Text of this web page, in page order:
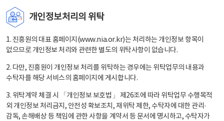
개인정보처리의 위탁
1. 진흥원의 대표 홈페이지(www.nia.or.kr)는 처리하는 개인정보 항목이
없으므로 개인정보 처리와 관련한 별도의 위탁사항이 없습니다.
2. 다만, 진흥원이 개인정보 처리를 위탁하는 경우에는 위탁업무의 내용과
수탁자를 해당 서비스의 홈페이지에 게시합니다.
3. 위탁계약 체결 시 「개인정보 보호법」 제26조에 따라 위탁업무 수행목적
외 개인정보 처리금지, 안전성 확보조치, 재위탁 제한, 수탁자에 대한 관리·
감독, 손해배상 등 책임에 관한 사항을 계약서 등 문서에 명시하고, 수탁자가